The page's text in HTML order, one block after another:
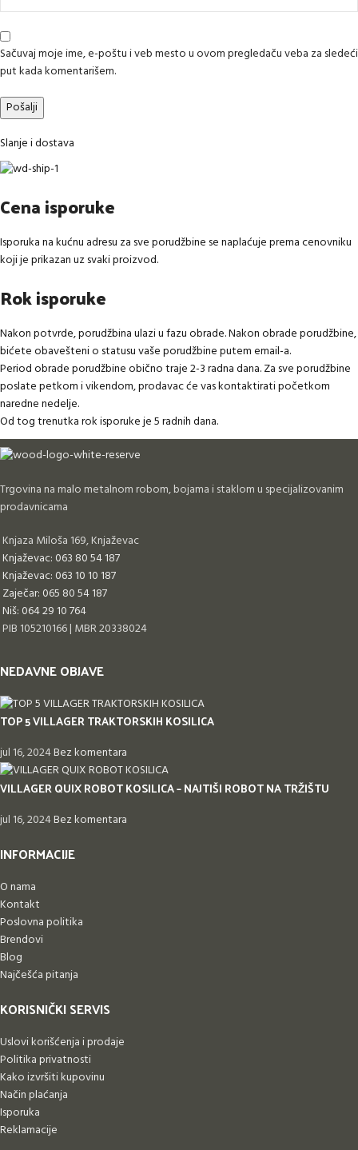
Sačuvaj moje ime, e-poštu i veb mesto u ovom pregledaču veba za sledeći
put kada komentarišem.
Slanje i dostava
Cena isporuke
Isporuka na kućnu adresu za sve porudžbine se naplaćuje prema cenovniku
koji je prikazan uz svaki proizvod.
Rok isporuke
Nakon potvrde, porudžbina ulazi u fazu obrade. Nakon obrade porudžbine,
bićete obavešteni o statusu vaše porudžbine putem email-a.
Period obrade porudžbine obično traje 2-3 radna dana. Za sve porudžbine
poslate petkom i vikendom, prodavac će vas kontaktirati početkom
naredne nedelje.
Od tog trenutka rok isporuke je 5 radnih dana.
Trgovina na malo metalnom robom, bojama i staklom u specijalizovanim
prodavnicama
Knjaza Miloša 169, Knjaževac
Knjaževac: 063 80 54 187
Knjaževac: 063 10 10 187
Zaječar: 065 80 54 187
Niš: 064 29 10 764
PIB 105210166 | MBR 20338024
NEDAVNE OBJAVE
TOP 5 VILLAGER TRAKTORSKIH KOSILICA
jul 16, 2024Bez komentara
VILLAGER QUIX ROBOT KOSILICA – NAJTIŠI ROBOT NA TRŽIŠTU
jul 16, 2024Bez komentara
INFORMACIJE
O nama
Kontakt
Poslovna politika
Brendovi
Blog
Najčešća pitanja
KORISNIČKI SERVIS
Uslovi korišćenja i prodaje
Politika privatnosti
Kako izvršiti kupovinu
Način plaćanja
Isporuka
Reklamacije